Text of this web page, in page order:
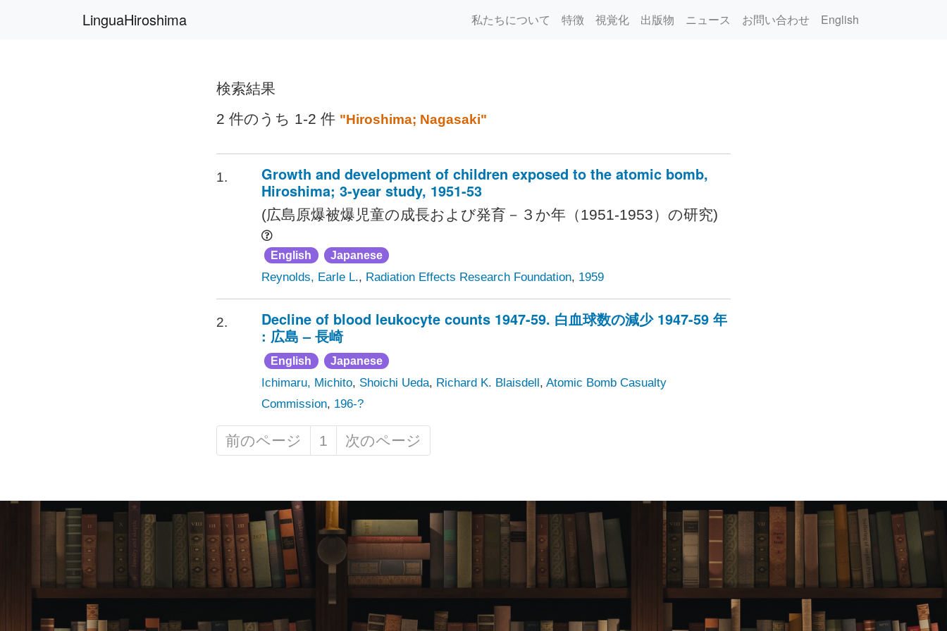
LinguaHiroshima 私たちについて 特徴 視覚化 出版物 ニュース お問い合わせ English
検索結果
2 件のうち 1-2 件 "Hiroshima; Nagasaki"
1.
Growth and development of children exposed to the atomic bomb,
Hiroshima; 3-year study, 1951-53
(広島原爆被爆児童の成長および発育－３か年（1951-1953）の研究)
English Japanese
Reynolds, Earle L., Radiation Effects Research Foundation, 1959
2.
Decline of blood leukocyte counts 1947-59. 白血球数の減少 1947-59 年
: 広島 – 長崎
English Japanese
Ichimaru, Michito, Shoichi Ueda, Richard K. Blaisdell, Atomic Bomb Casualty
Commission, 196-?
前のページ 1 次のページ